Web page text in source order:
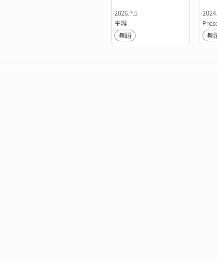
2026.7.5
主辦
舞蹈
舞